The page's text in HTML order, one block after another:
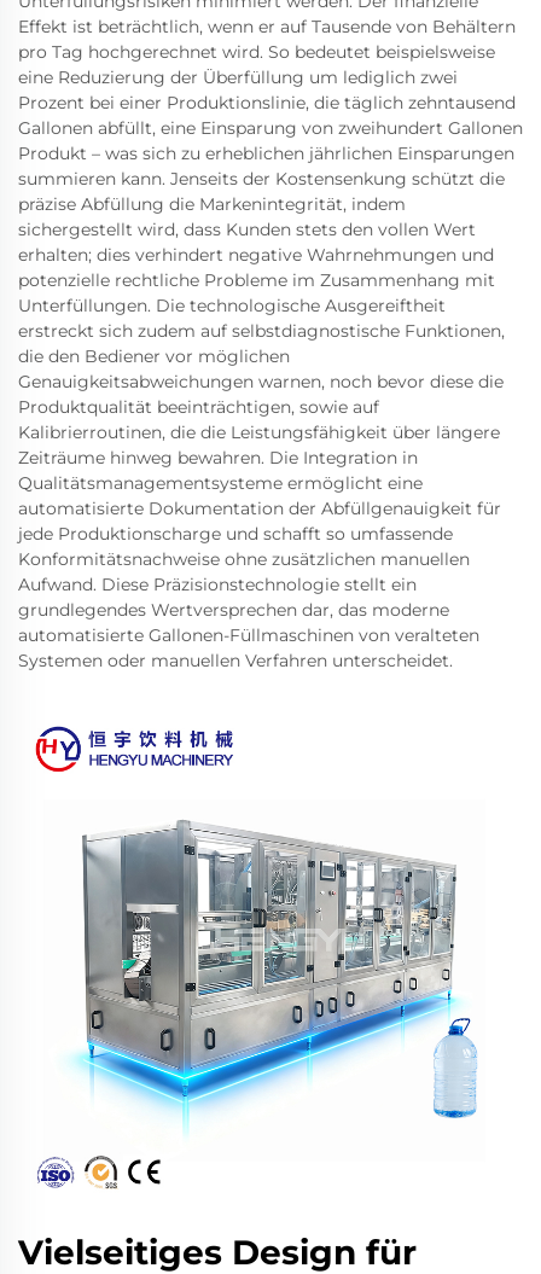
Effekt ist beträchtlich, wenn er auf Tausende von Behältern
pro Tag hochgerechnet wird. So bedeutet beispielsweise
eine Reduzierung der Überfüllung um lediglich zwei
Prozent bei einer Produktionslinie, die täglich zehntausend
Gallonen abfüllt, eine Einsparung von zweihundert Gallonen
Produkt – was sich zu erheblichen jährlichen Einsparungen
summieren kann. Jenseits der Kostensenkung schützt die
präzise Abfüllung die Markenintegrität, indem
sichergestellt wird, dass Kunden stets den vollen Wert
erhalten; dies verhindert negative Wahrnehmungen und
potenzielle rechtliche Probleme im Zusammenhang mit
Unterfüllungen. Die technologische Ausgereiftheit
erstreckt sich zudem auf selbstdiagnostische Funktionen,
die den Bediener vor möglichen
Genauigkeitsabweichungen warnen, noch bevor diese die
Produktqualität beeinträchtigen, sowie auf
Kalibrierroutinen, die die Leistungsfähigkeit über längere
Zeiträume hinweg bewahren. Die Integration in
Qualitätsmanagementsysteme ermöglicht eine
automatisierte Dokumentation der Abfüllgenauigkeit für
jede Produktionscharge und schafft so umfassende
Konformitätsnachweise ohne zusätzlichen manuellen
Aufwand. Diese Präzisionstechnologie stellt ein
grundlegendes Wertversprechen dar, das moderne
automatisierte Gallonen-Füllmaschinen von veralteten
Systemen oder manuellen Verfahren unterscheidet.
Vielseitiges Design für